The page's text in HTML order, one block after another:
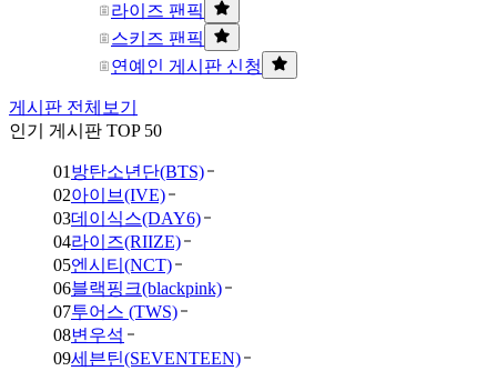
라이즈 팬픽
스키즈 팬픽
연예인 게시판 신청
게시판 전체보기
인기 게시판 TOP 50
01 방탄소년단(BTS)
02아이브(IVE)
03데이식스(DAY6)
04라이즈(RIIZE)
05엔시티(NCT)
06블랙핑크(blackpink)
07투어스 (TWS)
08변우석
09세븐틴(SEVENTEEN)